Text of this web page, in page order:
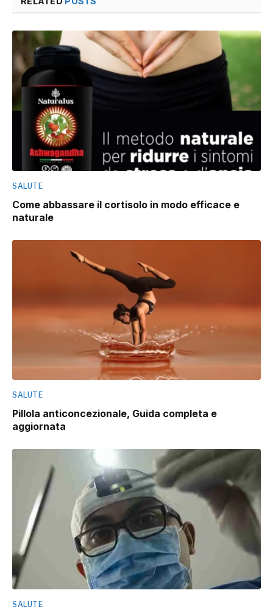
SALUTE
Come abbassare il cortisolo in modo efficace e
naturale
SALUTE
Pillola anticoncezionale, Guida completa e
aggiornata
SALUTE